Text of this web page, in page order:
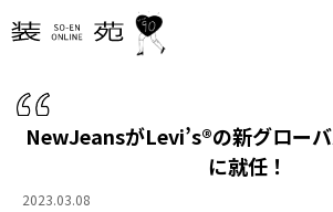
NewJeansがLevi’s®の新グロー
に就任！
2023.03.08